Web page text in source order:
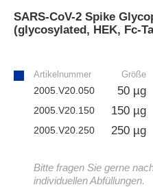
SARS-CoV-2 Spike
(glycosylated, HEK, Fc-
Artikelnummer Größe
2005.V20.050 50 µg
2005.V20.150 150 µg
2005.V20.250 250 µg
Bitte fragen Sie gerne
individuellen Abfüllungen.